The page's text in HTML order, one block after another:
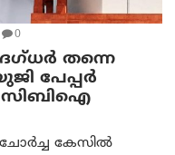
0
തന്നെ
പേപ്പർ
സിബിഐ
ചോർച്ച കേസിൽ